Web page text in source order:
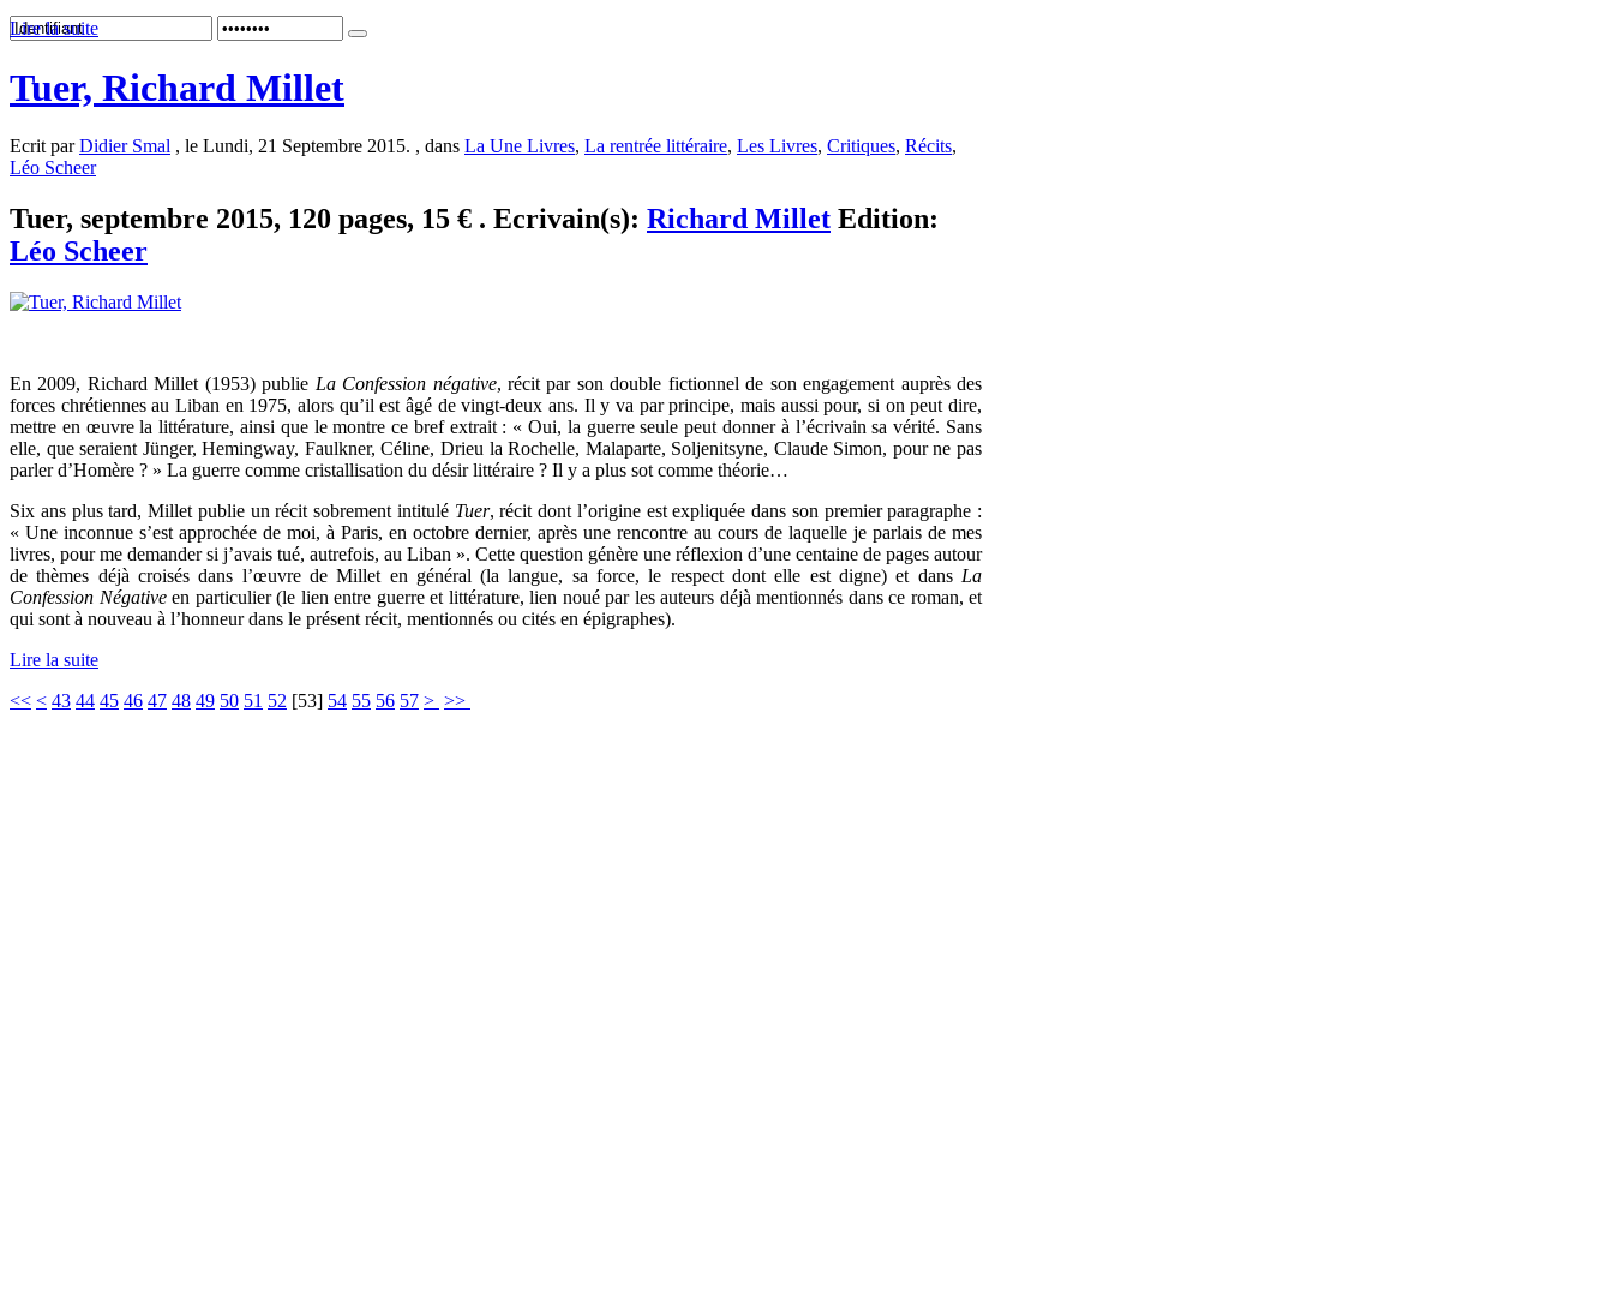
Lire la suite
Tuer, Richard Millet
Ecrit parDidier Smal , le Lundi, 21 Septembre 2015. , dans La Une Livres, La rentrée littéraire, Les Livres, Critiques, Récits,
Léo Scheer
Tuer, septembre 2015, 120 pages, 15 € . Ecrivain(s): Richard Millet Edition:
Léo Scheer
En 2009, Richard Millet (1953) publie La Confession négative, récit par son double fictionnel de son engagement auprès des
forces chrétiennes au Liban en 1975, alors qu’il est âgé de vingt-deux ans. Il y va par principe, mais aussi pour, si on peut dire,
mettre en œuvre la littérature, ainsi que le montre ce bref extrait : « Oui, la guerre seule peut donner à l’écrivain sa vérité. Sans
elle, que seraient Jünger, Hemingway, Faulkner, Céline, Drieu la Rochelle, Malaparte, Soljenitsyne, Claude Simon, pour ne pas
parler d’Homère ? » La guerre comme cristallisation du désir littéraire ? Il y a plus sot comme théorie…
Six ans plus tard, Millet publie un récit sobrement intitulé Tuer, récit dont l’origine est expliquée dans son premier paragraphe :
« Une inconnue s’est approchée de moi, à Paris, en octobre dernier, après une rencontre au cours de laquelle je parlais de mes
livres, pour me demander si j’avais tué, autrefois, au Liban ». Cette question génère une réflexion d’une centaine de pages autour
de thèmes déjà croisés dans l’œuvre de Millet en général (la langue, sa force, le respect dont elle est digne) et dans La
Confession Négativeen particulier (le lien entre guerre et littérature, lien noué par les auteurs déjà mentionnés dans ce roman, et
qui sont à nouveau à l’honneur dans le présent récit, mentionnés ou cités en épigraphes).
Lire la suite
<< < 43 44 45 46 47 48 49 50 51 52 [53] 54 55 56 57 > >>